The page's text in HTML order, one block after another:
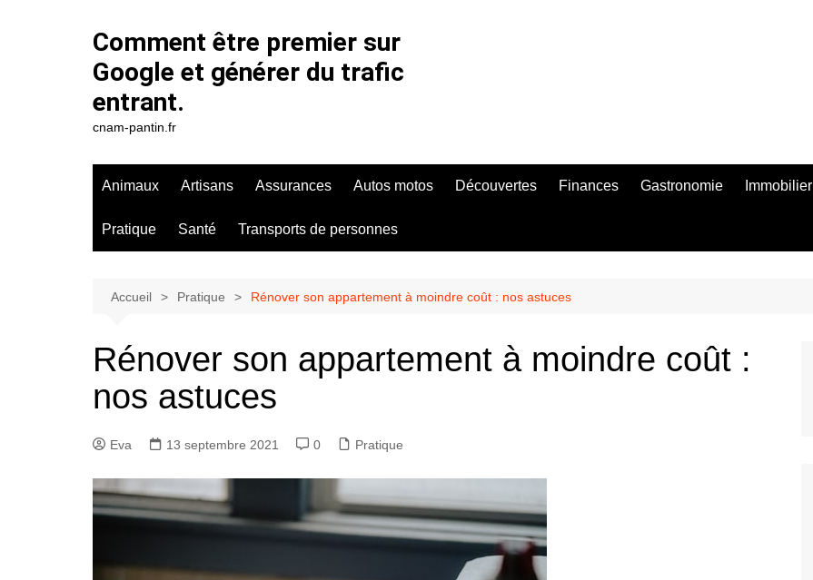
Comment être premier sur
Google et générer du trafic
entrant.
cnam-pantin.fr
Animaux Artisans Assurances Autos motos Découvertes Finances Gastronomie Immobilier
Pratique Santé Transports de personnes
Accueil Pratique Rénover son appartement à moindre coût : nos astuces
Rénover son appartement à moindre coût :
nos astuces
Eva 13 septembre 2021 0 Pratique